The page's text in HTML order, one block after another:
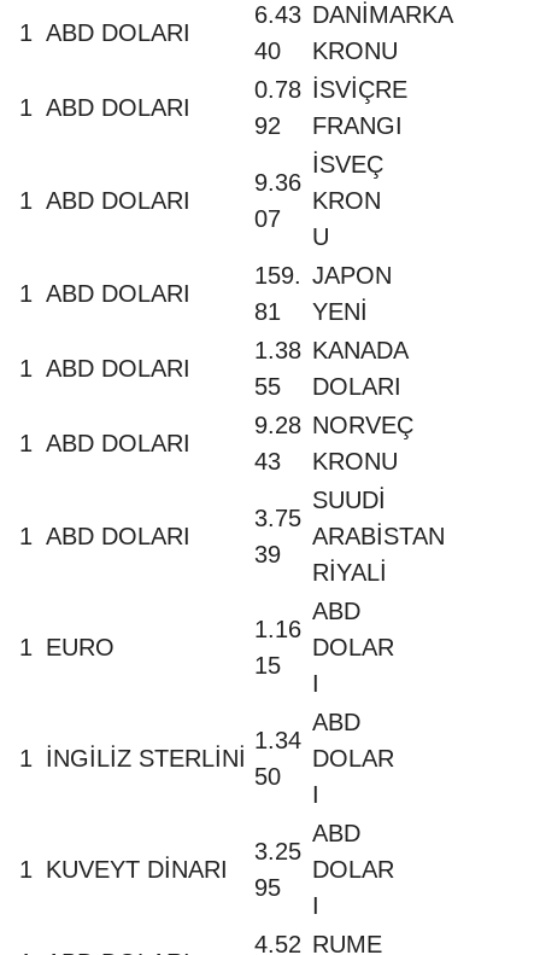
1 ABD DOLARI
6.43
40
DANİMARKA
KRONU
1 ABD DOLARI
0.78
92
İSVİÇRE
FRANGI
1 ABD DOLARI
9.36
07
İSVEÇ
KRON
U
1 ABD DOLARI
159.
81
JAPON
YENİ
1 ABD DOLARI
1.38
55
KANADA
DOLARI
1 ABD DOLARI
9.28
43
NORVEÇ
KRONU
1 ABD DOLARI
3.75
39
SUUDİ
ARABİSTAN
RİYALİ
1 EURO
1.16
15
ABD
DOLAR
I
1 İNGİLİZ STERLİNİ
1.34
50
ABD
DOLAR
I
1 KUVEYT DİNARI
3.25
95
ABD
DOLAR
I
4.52 RUME